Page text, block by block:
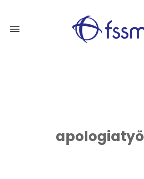
apologiatyö